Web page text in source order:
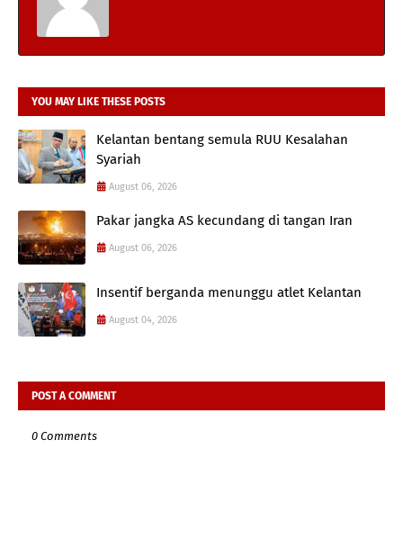
YOU MAY LIKE THESE POSTS
Kelantan bentang semula RUU Kesalahan
Syariah
August 06, 2026
Pakar jangka AS kecundang di tangan Iran
August 06, 2026
Insentif berganda menunggu atlet Kelantan
August 04, 2026
POST A COMMENT
0 Comments